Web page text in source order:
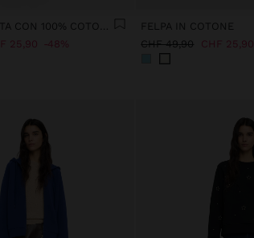
FELPA STAMPATA CON 100% COTONE
25,90 48%
FELPA IN COTONE
CHF 49,90 CHF 25,90